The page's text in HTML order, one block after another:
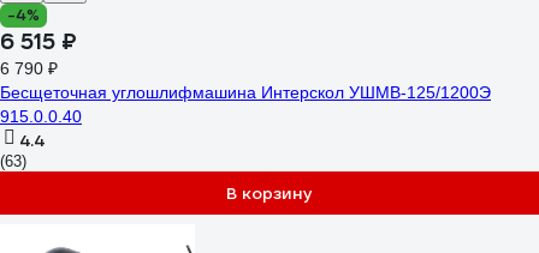
-4%
6 515 ₽
6 790 ₽
Бесщеточная углошлифмашина Интерскол УШМВ-125/1200Э
915.0.0.40
4.4
(63)
В корзину